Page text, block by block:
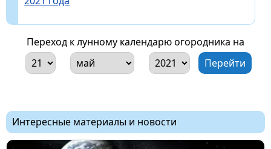
Переход к лунному календарю огородника на
Интересные материалы и новости